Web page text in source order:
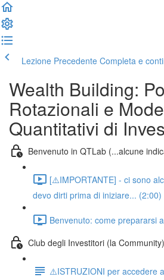
Lezione Precedente Completa e
Wealth Building:
Rotazionali e
Quantitativi di
Benvenuto in QTLab (...alcune
[⚠️IMPORTANTE] - ci sono
devo dirti prima di iniziare... (2:00)
Benvenuto: come prepararsi
Club degli Investitori (la Community)
⚠️ISTRUZIONI per accedere